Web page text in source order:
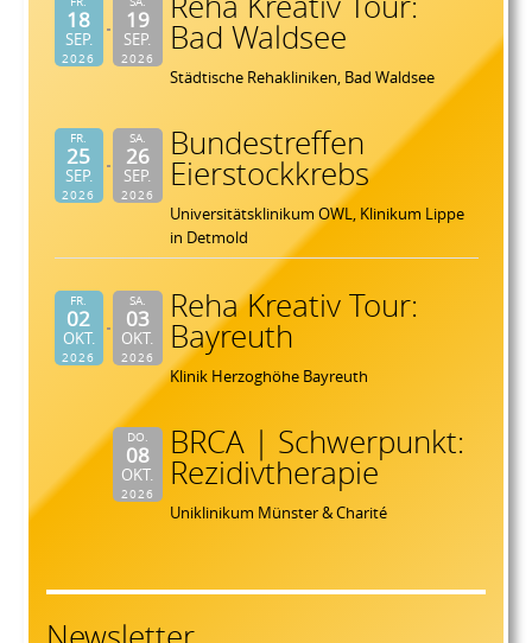
18
SEP.
2026
19
SEP.
2026
Bad Waldsee
Städtische Rehakliniken, Bad Waldsee
FR.
25
SEP.
2026
SA.
26
SEP.
2026
Bundestreffen
Eierstockkrebs
Universitätsklinikum OWL, Klinikum Lippe
in Detmold
FR.
02
OKT.
2026
SA.
03
OKT.
2026
Reha Kreativ Tour:
Bayreuth
Klinik Herzoghöhe Bayreuth
DO.
08
OKT.
2026
BRCA | Schwerpunkt:
Rezidivtherapie
Uniklinikum Münster & Charité